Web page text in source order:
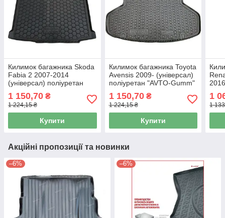
Килимок багажника Skoda
Fabia 2 2007-2014
(універсал) поліуретан
1 150,70 ₴
1 224,15 ₴
Купити
Килимок багажника Toyota
Avensis 2009- (універсал)
поліуретан "AVTO-Gumm"
1 150,70₴
1 224,15 ₴
Купити
1
1
Акційні пропозиції та новинки
–6% –6%